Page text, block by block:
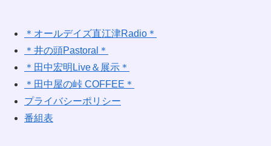
＊オールデイズ直江津Radio＊
＊井の頭Pastoral＊
＊田中宏明Live＆展示＊
＊田中屋の峠 COFFEE＊
プライバシーポリシー
番組表